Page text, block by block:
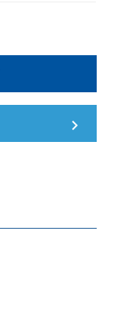
keyboard_arrow_right